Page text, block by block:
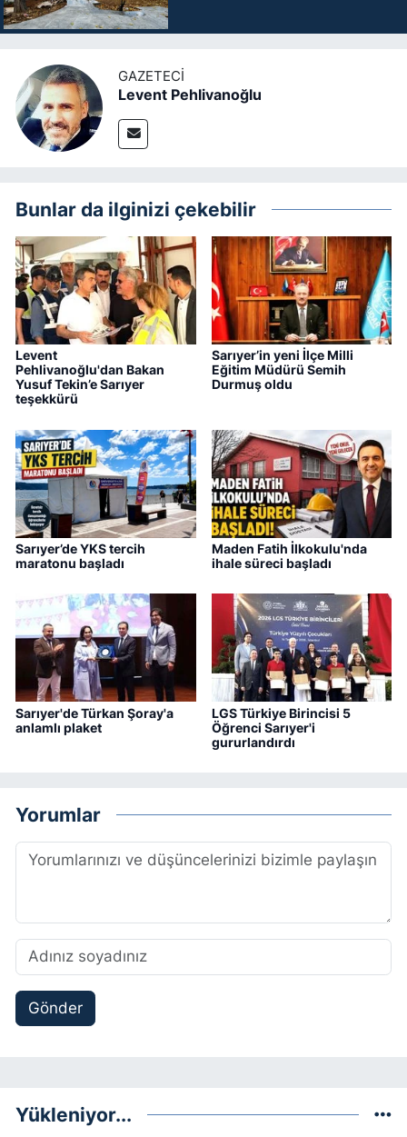
GAZETECI
Levent Pehlivanoğlu
Bunlar da ilginizi çekebilir
Levent
Pehlivanoğlu'dan Bakan
Yusuf Tekin’e Sarıyer
teşekkürü
Sarıyer’in yeni İlçe Milli
Eğitim Müdürü Semih
Durmuş oldu
Sarıyer’de YKS tercih
maratonu başladı
Maden Fatih İlkokulu'nda
ihale süreci başladı
Sarıyer'de Türkan Şoray'a
anlamlı plaket
LGS Türkiye Birincisi 5
Öğrenci Sarıyer'i
gururlandırdı
Yorumlar
Gönder
Yükleniyor...